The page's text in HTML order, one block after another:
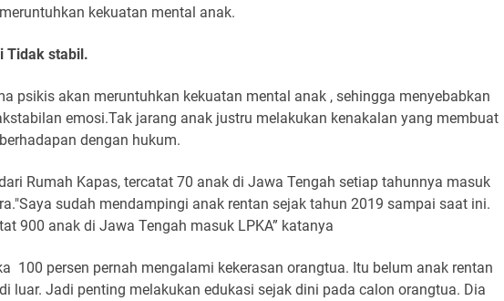
kekuatan mental anak.
Tidak stabil.
psikis akan meruntuhkan kekuatan mental anak , sehingga menyebabkan
emosi.Tak jarang anak justru melakukan kenakalan yang membuat
dengan hukum.
Rumah Kapas, tercatat 70 anak di Jawa Tengah setiap tahunnya masuk
sudah mendampingi anak rentan sejak tahun 2019 sampai saat ini.
900 anak di Jawa Tengah masuk LPKA” katanya
100 persen pernah mengalami kekerasan orangtua. Itu belum anak rentan
luar. Jadi penting melakukan edukasi sejak dini pada calon orangtua. Dia